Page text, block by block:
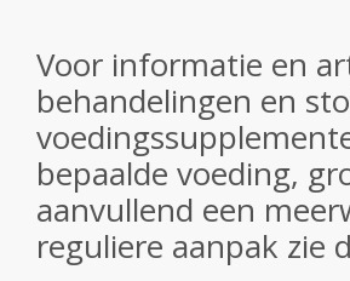
Voor informatie en
behandelingen en
bepaalde voeding,
aanvullend een
reguliere aanpak zie